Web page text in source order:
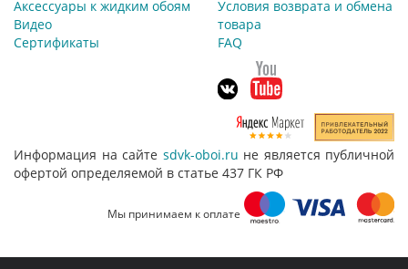
Аксессуары к жидким обоям
Видео
Сертификаты
Условия возврата и обмена
товара
FAQ
Информация на сайте sdvk-oboi.ru не является публичной
офертой определяемой в статье 437 ГК РФ
Мы принимаем к оплате